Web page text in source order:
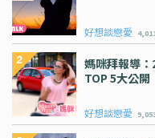
好想談戀愛 4,011
媽咪拜報導：
TOP 5大公開
好想談戀愛